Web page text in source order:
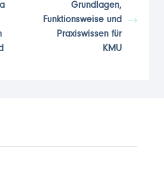
Grundlagen,
Funktionsweise und
Praxiswissen für
KMU